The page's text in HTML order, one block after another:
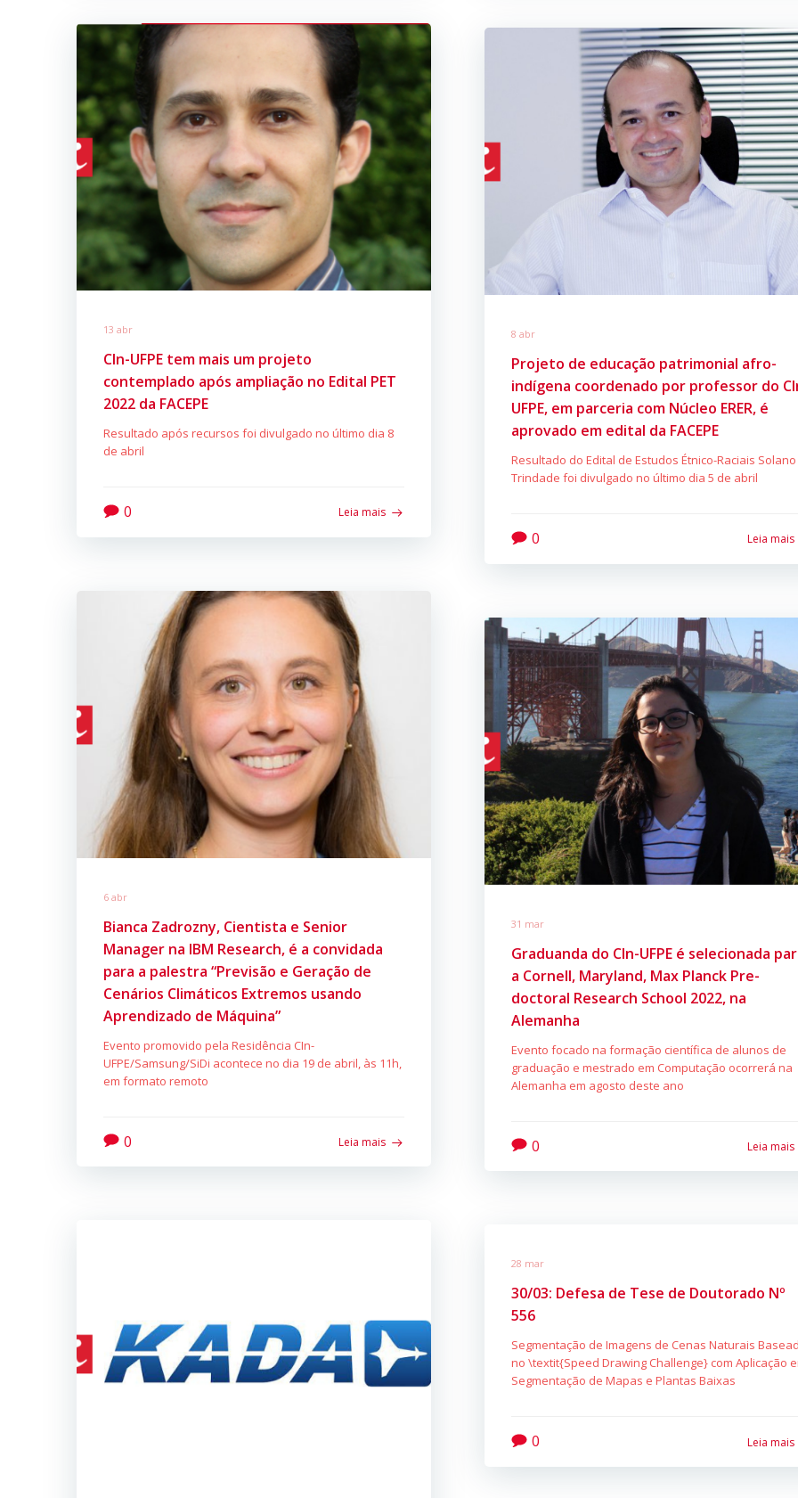
13 abr
CIn-UFPE tem mais um projeto
contemplado após ampliação no Edital PET
2022 da FACEPE
Resultado após recursos foi divulgado no último dia 8
de abril
0 Leia mais
8 abr
Projeto de educação patrimonial afro-
indígena coordenado por professor do
UFPE, em parceria com Núcleo ERER, é
aprovado em edital da FACEPE
Resultado do Edital de Estudos Étnico-Raciais Solano
Trindade foi divulgado no último dia 5 de abril
0 Leia mais
6 abr
Bianca Zadrozny, Cientista e Senior
Manager na IBM Research, é a convidada
para a palestra “Previsão e Geração de
Cenários Climáticos Extremos usando
Aprendizado de Máquina”
Evento promovido pela Residência CIn-
UFPE/Samsung/SiDi acontece no dia 19 de abril, às 11h,
em formato remoto
0 Leia mais
31 mar
Graduanda do CIn-UFPE é selecionada
a Cornell, Maryland, Max Planck Pre-
doctoral Research School 2022, na
Alemanha
Evento focado na formação científica de alunos de
graduação e mestrado em Computação ocorrerá na
Alemanha em agosto deste ano
0 Leia mais
28 mar
30/03: Defesa de Tese de Doutorado Nº
556
Segmentação de Imagens de Cenas Naturais
no \textit{Speed Drawing Challenge} com Aplicação
Segmentação de Mapas e Plantas Baixas
0 Leia mais